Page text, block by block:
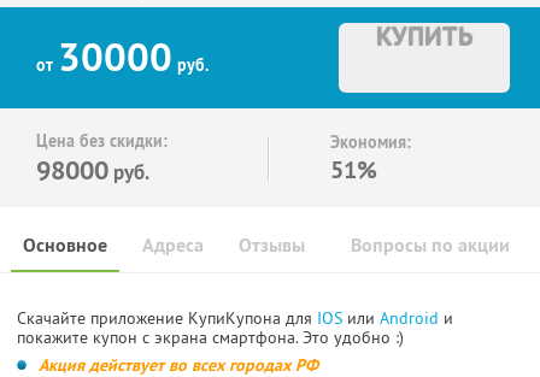
от 30000 руб.
КУПИТЬ
Цена без скидки:
98000 руб.
Экономия:
51%
Основное Отзывы Вопросы по акции
Адреса
Скачайте приложение КупиКупона для IOS или Android и
покажите купон с экрана смартфона. Это удобно :)
Акция действует во всех городах РФ